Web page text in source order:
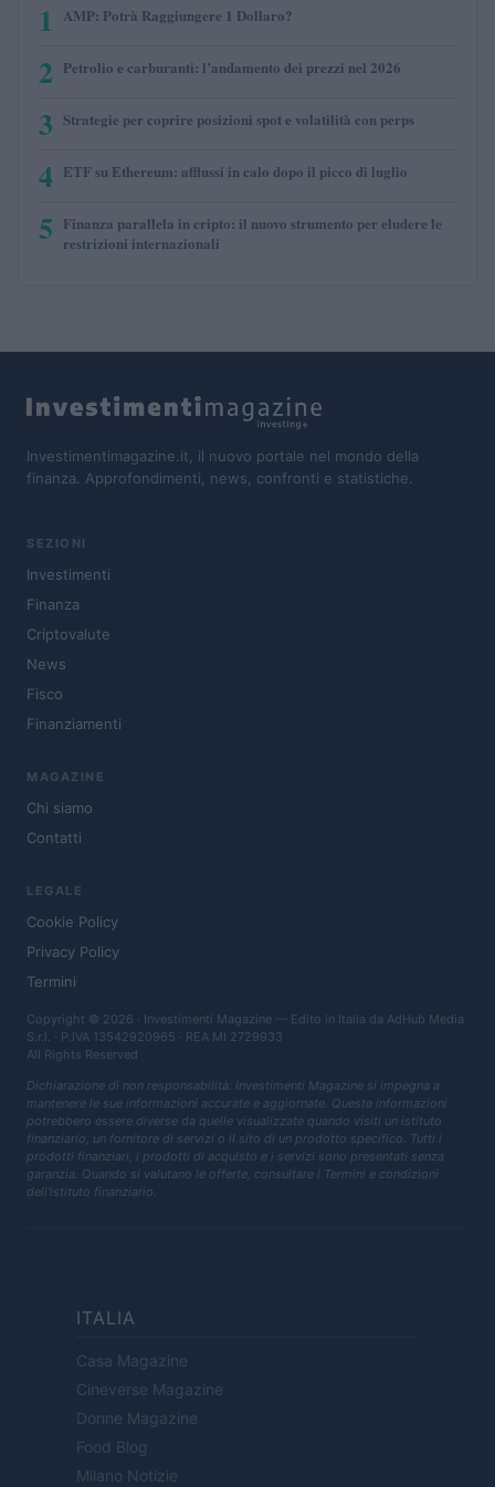
1 AMP: Potrà Raggiungere 1 Dollaro?
2 Petrolio e carburanti: l’andamento dei prezzi nel 2026
3 Strategie per coprire posizioni spot e volatilità con perps
4 ETF su Ethereum: afflussi in calo dopo il picco di luglio
5 Finanza parallela in cripto: il nuovo strumento per eludere le
restrizioni internazionali
Investimentimagazine.it, il nuovo portale nel mondo della
finanza. Approfondimenti, news, confronti e statistiche.
SEZIONI
Investimenti
Finanza
Criptovalute
News
Fisco
Finanziamenti
MAGAZINE
Chi siamo
Contatti
LEGALE
Cookie Policy
Privacy Policy
Termini
Copyright © 2026 · Investimenti Magazine — Edito in Italia da AdHub Media
S.r.l. · P.IVA 13542920965 · REA MI 2729933
All Rights Reserved
Dichiarazione di non responsabilità: Investimenti Magazine si impegna a
mantenere le sue informazioni accurate e aggiornate. Queste informazioni
potrebbero essere diverse da quelle visualizzate quando visiti un istituto
finanziario, un fornitore di servizi o il sito di un prodotto specifico. Tutti i
prodotti finanziari, i prodotti di acquisto e i servizi sono presentati senza
garanzia. Quando si valutano le offerte, consultare i Termini e condizioni
dell'istituto finanziario.
ITALIA
Casa Magazine
Cineverse Magazine
Donne Magazine
Food Blog
Milano Notizie